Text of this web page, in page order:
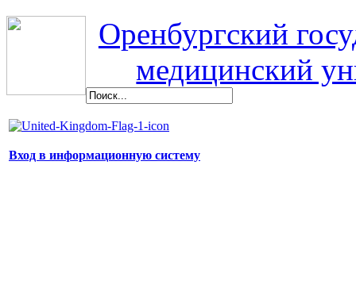
Оренбургский
медицинский
Вход в информационную систему